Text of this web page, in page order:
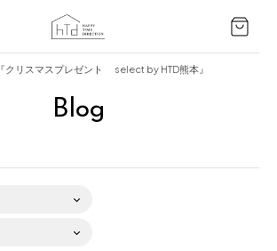
Blog
『クリスマスプレゼント select by HTD熊本』